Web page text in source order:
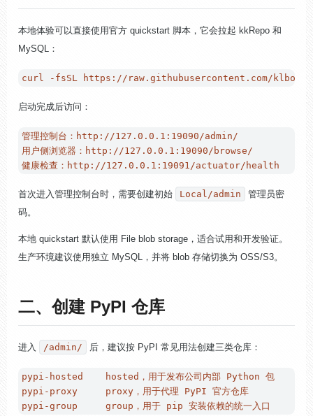
本地体验可以直接使用官方 quickstart 脚本，它会拉起 kkRepo 和
MySQL：
启动完成后访问：
管理控制台：http://127.0.0.1:19090/admin/
用户侧浏览器：http://127.0.0.1:19090/browse/
首次进入管理控制台时，需要创建初始 Local/admin
管理员密
码。
本地 quickstart 默认使用 File blob storage，适合试用和开发验证。
生产环境建议使用独立 MySQL，并将 blob 存储切换为 OSS/S3。
二、创建 PyPI 仓库
进入 /admin/ 后，建议按 PyPI 常见用法创建三类仓库：
pypi-hosted    hosted，用于发布公司内部 Python 包
pypi-proxy     proxy，用于代理 PyPI 官方仓库